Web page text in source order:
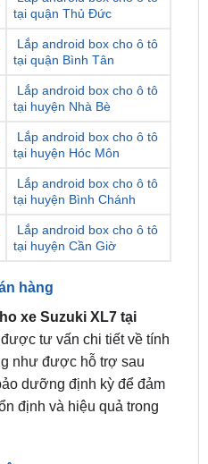
Lắp android box cho ô tô
tại quận 12
Lắp android box cho ô tô
tại quận Thủ Đức
Lắp android box cho ô tô
tại quận Bình Tân
Lắp android box cho ô tô
tại huyện Nhà Bè
Lắp android box cho ô tô
tại huyện Hóc Môn
Lắp android box cho ô tô
tại huyện Cần Giờ
hàng
xe Suzuki XL7 tại
tư vấn chi tiết về tính
như được hỗ trợ sau